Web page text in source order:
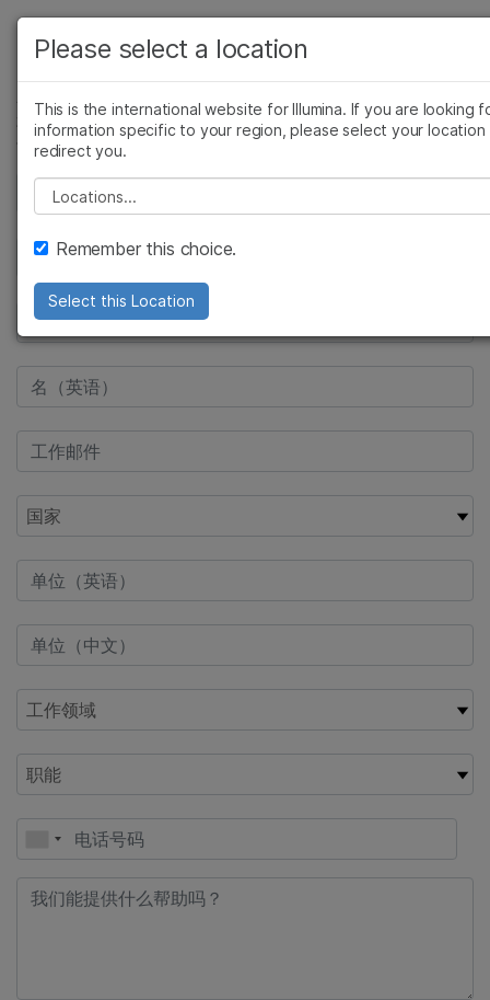
解决方案
学习
公司
支持
推荐内容链接
查看更多相关内容。选择您感兴趣的领域:
癌症研究
微生物学
农业基因组学
复杂疾病
临床肿瘤学
遗传病和罕见病
Please select a location
This is the international website for Illumina. If you are looking
information specific to your region, please select your location
redirect you.
Please select a location
Remember this choice.
Select this Location